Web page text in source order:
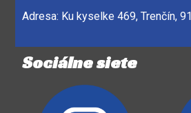
Adresa: Ku kyselke 469, Trenčín,
Sociálne siete